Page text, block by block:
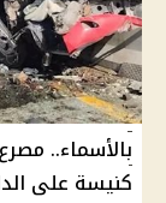
كنيسة على